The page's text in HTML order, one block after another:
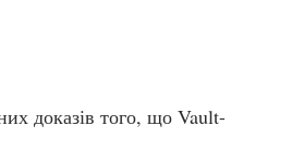
доказів того, що Vault-